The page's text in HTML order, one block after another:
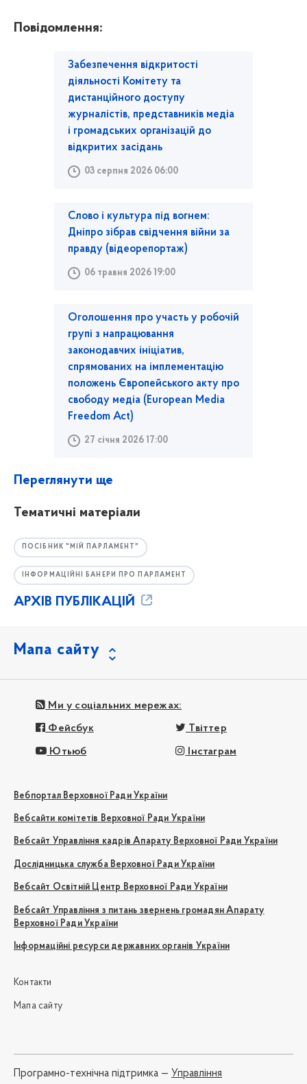
Повідомлення:
Забезпечення відкритості
діяльності Комітету та
дистанційного доступу
журналістів, представників медіа
і громадських організацій до
відкритих засідань
03 серпня 2026 06:00
Слово і культура під вогнем:
Дніпро зібрав свідчення війни за
правду (відеорепортаж)
06 травня 2026 19:00
Оголошення про участь у робочій
групі з напрацювання
законодавчих ініціатив,
спрямованих на імплементацію
положень Європейського акту про
свободу медіа (European Media
Freedom Act)
27 січня 2026 17:00
Переглянути ще
Тематичні матеріали
ПОСІБНИК "МІЙ ПАРЛАМЕНТ"
ІНФОРМАЦІЙНІ БАНЕРИ ПРО ПАРЛАМЕНТ
АРХІВ ПУБЛІКАЦІЙ
Мапа сайту
Ми у соціальних мережах:
Фейсбук Твіттер
Ютьюб Інстаграм
Вебпортал Верховної Ради України
Вебсайти комітетів Верховної Ради України
Вебсайт Управління кадрів Апарату Верховної Ради України
Дослідницька служба Верховної Ради України
Вебсайт Освітній Центр Верховної Ради України
Вебсайт Управління з питань звернень громадян Апарату
Верховної Ради України
Інформаційні ресурси державних органів України
Контакти
Мапа сайту
Програмно-технічна підтримка — Управління